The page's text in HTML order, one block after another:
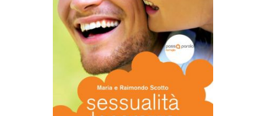
LEGGI TUTTO